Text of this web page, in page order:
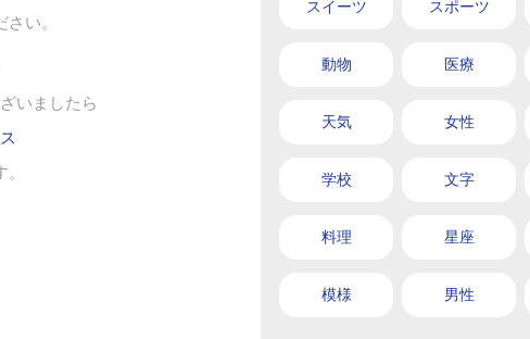
い。
いましたら
スイーツ スポーツ
動物 医療
天気 女性
学校 文字
料理 星座
模様 男性